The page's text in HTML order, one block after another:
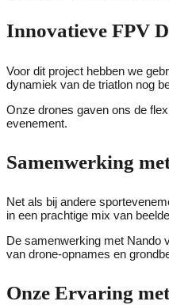
Innovatieve FPV
Voor dit project hebben we
dynamiek van de triatlon nog
Onze drones gaven ons de
evenement.
Samenwerking
Net als bij andere
in een prachtige mix van
De samenwerking met Nando
van drone-opnames en
Onze Ervaring